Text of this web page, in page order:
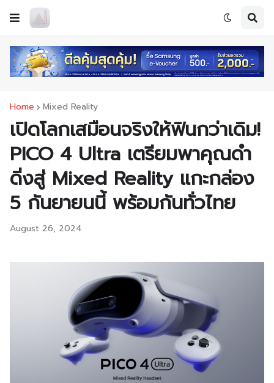
Home Mixed Reality
เปิดโลกเสมือนจริงให้ฟินกว่าเดิม!
PICO 4 Ultra เตรียมพาคุณดำ
ดิ่งสู่ Mixed Reality แกะกล่อง
5 กันยายนนี้ พร้อมกันทั่วไทย
August 26, 2024